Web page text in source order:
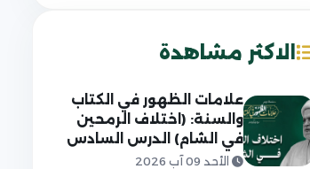
الاكثر مشاهدة
علامات الظهور في الكتاب
والسنة: (اختلاف الرمحين
في الشام) الدرس السادس
الأحد 09 آب 2026